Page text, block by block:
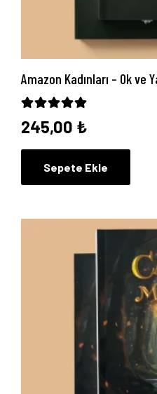
Amazon Kadınları – Ok ve
245,00 ₺
Sepete Ekle